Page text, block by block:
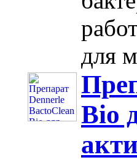
для
Bio